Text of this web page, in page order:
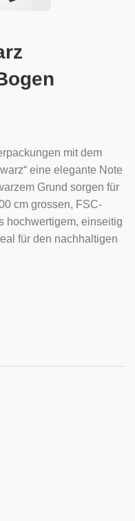
mit dem
eine elegante Note
Grund sorgen für
cm grossen, FSC-
hochwertigem, einseitig
für den nachhaltigen